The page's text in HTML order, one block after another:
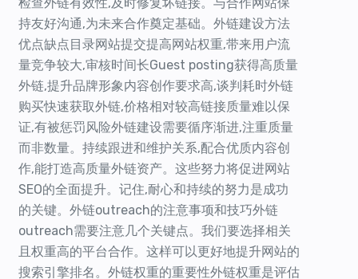
持友好沟通,为未来合作奠定基础。外链建设方法
优点缺点目录网站提交提高网站权重,带来用户流
量竞争较大,审核时间长Guest posting获得高质量
外链,提升品牌形象内容创作要求高,谈判耗时外链
购买快速获取外链,价格相对较高链接质量难以保
证,有被惩罚风险外链建设需要循序渐进,注重质量
而非数量。持续跟进和维护关系,配合优质内容创
作,能打造高质量外链资产。这些努力将促进网站
SEO的全面提升。记住,耐心和持续的努力是成功
的关键。外链outreach的注意事项和技巧外链
outreach需要注意几个关键点。我们要选择相关
且权重高的平台合作。这样可以更好地提升网站的
搜索引擎排名。外链权重的重要性外链权重是评估